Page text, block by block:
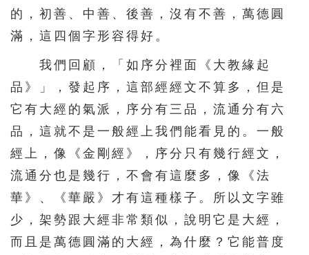
261 262 263 264 265
266 267 268
271 272 273 274 275
276 277 278 279 280
281 282 283 284 285
291 292 293 294 295
297 298 299 300
301 302 303 304 305
306 307 308 309 310
的，初善、中善、後善，沒有不善，萬德圓
滿，這四個字形容得好。
我們回顧，「如序分裡面《大教緣起
品》」，發起序，這部經經文不算多，但是
它有大經的氣派，序分有三品，流通分有六
品，這就不是一般經上我們能看見的。一般
經上，像《金剛經》，序分只有幾行經文，
流通分也是幾行，不會有這麼多，像《法
華》、《華嚴》才有這種樣子。所以文字雖
少，架勢跟大經非常類似，說明它是大經，
而且是萬德圓滿的大經，為什麼？它能普度